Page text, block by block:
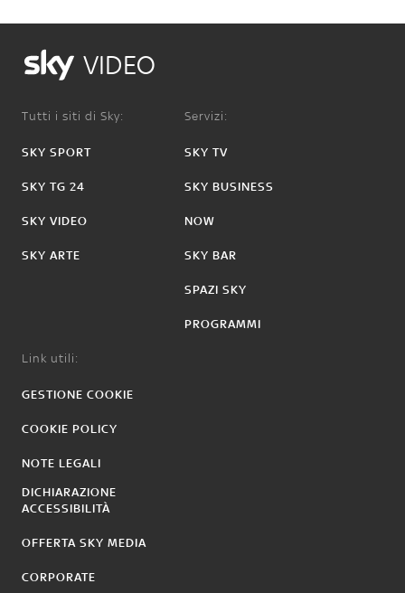
VIDEO
Tutti i siti di Sky:
SKY SPORT
SKY TG 24
SKY VIDEO
SKY ARTE
Servizi:
SKY TV
SKY BUSINESS
NOW
SKY BAR
SPAZI SKY
PROGRAMMI
Link utili:
GESTIONE COOKIE
COOKIE POLICY
NOTE LEGALI
DICHIARAZIONE
ACCESSIBILITÀ
OFFERTA SKY MEDIA
CORPORATE